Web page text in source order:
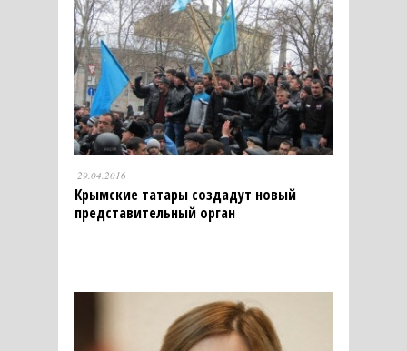
29.04.2016
Крымские татары создадут новый
представительный орган